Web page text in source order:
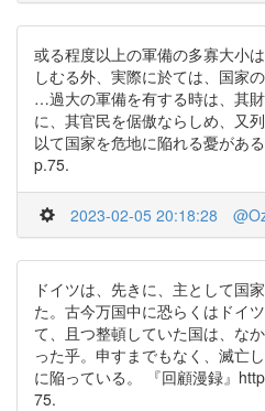
或る程度以上の軍備の多寡大小
しむる外、実際に於ては、国家
…過大の軍備を有する時は、其
に、其官民を倨傲ならしめ、又
以て国家を危地に陥れる憂があ
p.75.
2023-02-05 20:18:28
ドイツは、先きに、主として国
た。古今万国中に恐らくはドイ
て、且つ整頓していた国は、な
った乎。申すまでもなく、滅亡
に陥っている。 『回顧漫録』
75.